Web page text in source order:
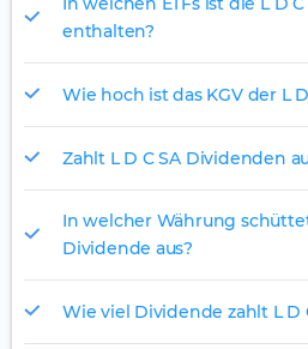
enthalten?
Wie hoch ist das KGV der L
Zahlt L D C SA Dividenden
In welcher Währung
Dividende aus?
Wie viel Dividende zahlt L D